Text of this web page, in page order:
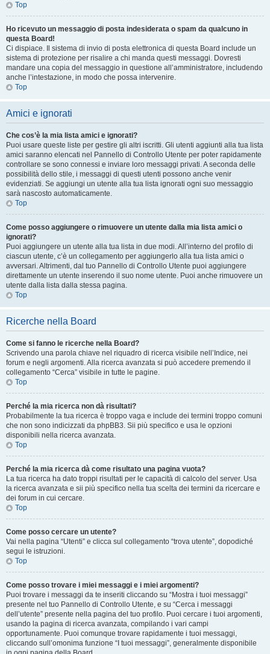
Top
Ho ricevuto un messaggio di posta indesiderata o spam da qualcuno in
questa Board!
Ci dispiace. Il sistema di invio di posta elettronica di questa Board include un
sistema di protezione per risalire a chi manda questi messaggi. Dovresti
mandare una copia del messaggio in questione all’amministratore, includendo
anche l’intestazione, in modo che possa intervenire.
Top
Amici e ignorati
Che cos’è la mia lista amici e ignorati?
Puoi usare queste liste per gestire gli altri iscritti. Gli utenti aggiunti alla tua lista
amici saranno elencati nel Pannello di Controllo Utente per poter rapidamente
controllare se sono connessi e inviare loro messaggi privati. A seconda delle
possibilità dello stile, i messaggi di questi utenti possono anche venir
evidenziati. Se aggiungi un utente alla tua lista ignorati ogni suo messaggio
sarà nascosto automaticamente.
Top
Come posso aggiungere o rimuovere un utente dalla mia lista amici o
ignorati?
Puoi aggiungere un utente alla tua lista in due modi. All’interno del profilo di
ciascun utente, c’è un collegamento per aggiungerlo alla tua lista amici o
avversari. Altrimenti, dal tuo Pannello di Controllo Utente puoi aggiungere
direttamente un utente inserendo il suo nome utente. Puoi anche rimuovere un
utente dalla lista dalla stessa pagina.
Top
Ricerche nella Board
Come si fanno le ricerche nella Board?
Scrivendo una parola chiave nel riquadro di ricerca visibile nell’Indice, nei
forum e negli argomenti. Alla ricerca avanzata si può accedere premendo il
collegamento “Cerca” visibile in tutte le pagine.
Top
Perché la mia ricerca non dà risultati?
Probabilmente la tua ricerca è troppo vaga e include dei termini troppo comuni
che non sono indicizzati da phpBB3. Sii più specifico e usa le opzioni
disponibili nella ricerca avanzata.
Top
Perché la mia ricerca dà come risultato una pagina vuota?
La tua ricerca ha dato troppi risultati per le capacità di calcolo del server. Usa
la ricerca avanzata e sii più specifico nella tua scelta dei termini da ricercare e
dei forum in cui cercare.
Top
Come posso cercare un utente?
Vai nella pagina “Utenti” e clicca sul collegamento “trova utente”, dopodiché
segui le istruzioni.
Top
Come posso trovare i miei messaggi e i miei argomenti?
Puoi trovare i messaggi da te inseriti cliccando su “Mostra i tuoi messaggi”
presente nel tuo Pannello di Controllo Utente, e su “Cerca i messaggi
dell’utente” presente nella pagina del tuo profilo. Puoi cercare i tuoi argomenti,
usando la pagina di ricerca avanzata, compilando i vari campi
opportunamente. Puoi comunque trovare rapidamente i tuoi messaggi,
cliccando sull’omonima funzione “I tuoi messaggi”, generalmente disponibile